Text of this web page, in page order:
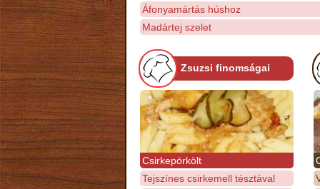
Áfonyamártás húshoz
Madártej szelet
Zsuzsi finomságai
Csirkepörkölt
Tejszínes csirkemell tésztával